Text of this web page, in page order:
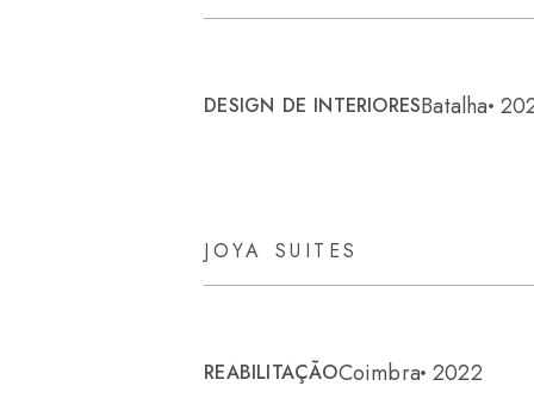
DESIGN DE INTERIORESBatalha
JOYA SUITES
REABILITAÇÃOCoimbra 2022